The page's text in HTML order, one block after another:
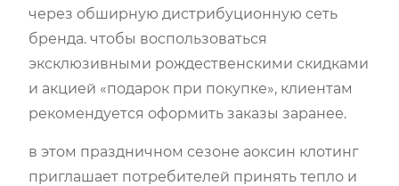
через обширную дистрибуционную сеть
бренда. чтобы воспользоваться
эксклюзивными рождественскими скидками
и акцией «подарок при покупке», клиентам
рекомендуется оформить заказы заранее.
в этом праздничном сезоне аоксин клотинг
приглашает потребителей принять тепло и